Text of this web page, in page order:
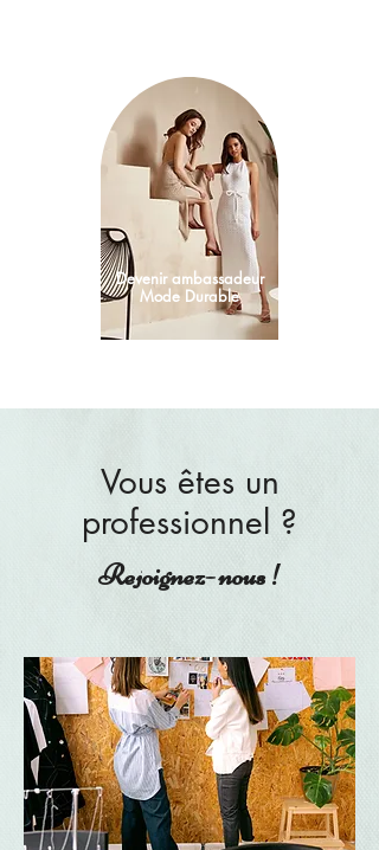
Devenir ambassadeur
Mode Durable
Vous êtes un
professionnel ?
Rejoignez- nous !